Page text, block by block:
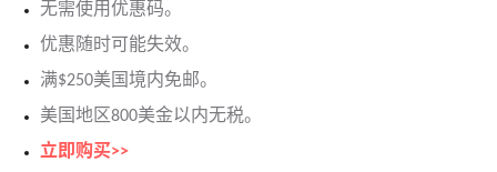
无需使用优惠码。
优惠随时可能失效。
满$250美国境内免邮。
美国地区800美金以内无税。
立即购买>>